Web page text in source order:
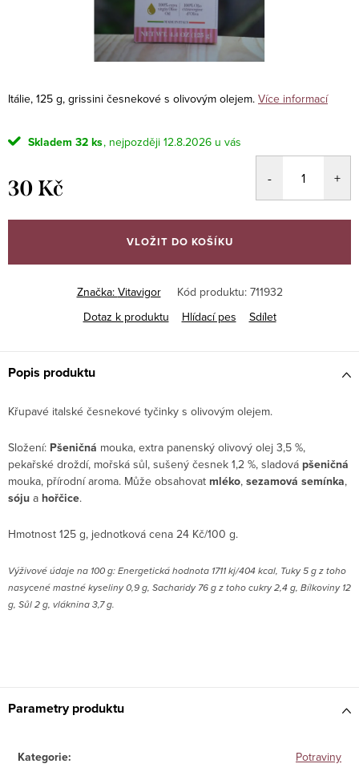
Itálie, 125 g, grissini česnekové s olivovým olejem. Více informací
Skladem 32 ks 12.8.2026
30 Kč
cena:
VLOŽIT DO KOŠÍKU
Značka: Vitavigor Kód produktu: 711932
Dotaz k produktu
Hlídací pes Sdílet
Popis produktu
Křupavé italské česnekové tyčinky s olivovým olejem.
Složení: Pšeničná mouka, extra panenský olivový olej 3,5 %,
pekařské droždí, mořská sůl, sušený česnek 1,2 %, sladová pšeničná
mouka, přírodní aroma. Může obsahovat mléko, sezamová semínka,
sóju a hořčice.
Hmotnost 125 g, jednotková cena 24 Kč/100 g.
Výživové údaje na 100 g: Energetická hodnota 1711 kj/404 kcal, Tuky 5 g z toho
nasycené mastné kyseliny 0,9 g, Sacharidy 76 g z toho cukry 2,4 g, Bílkoviny 12
g, Sůl 2 g, vláknina 3,7 g.
Parametry produktu
Kategorie: Potraviny